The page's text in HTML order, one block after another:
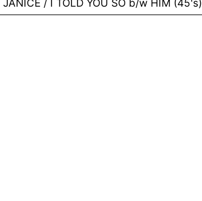
JANICE / I TOLD YOU SO b/w HIM (45's)